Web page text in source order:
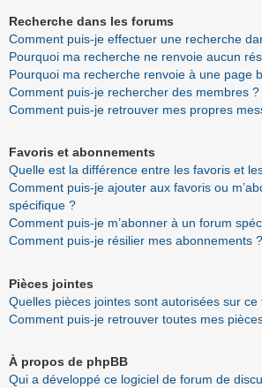
Recherche dans les forums
Comment puis-je effectuer une recherche
Pourquoi ma recherche ne renvoie aucun
Pourquoi ma recherche renvoie à une page
Comment puis-je rechercher des membres ?
Comment puis-je retrouver mes propres
Favoris et abonnements
Quelle est la différence entre les favoris et
Comment puis-je ajouter aux favoris ou
spécifique ?
Comment puis-je m’abonner à un forum
Comment puis-je résilier mes abonnements ?
Pièces jointes
Quelles pièces jointes sont autorisées sur ce
Comment puis-je retrouver toutes mes
À propos de phpBB
Qui a développé ce logiciel de forum de